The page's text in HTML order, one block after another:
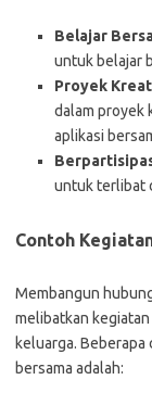
Belajar
untuk belajar
Proyek
dalam proyek
aplikasi
untuk terlibat
Contoh
Membangun
melibatkan
keluarga.
bersama adalah: